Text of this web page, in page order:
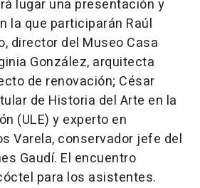
lugar una presentación y
la que participarán Raúl
director del Museo Casa
González, arquitecta
de renovación; César
de Historia del Arte en la
(ULE) y experto en
Varela, conservador jefe del
Gaudí. El encuentro
para los asistentes.